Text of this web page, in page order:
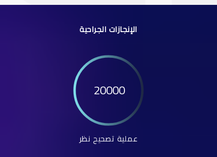
الإنجازات الجراحية
20000
عملية تصحيح نظر